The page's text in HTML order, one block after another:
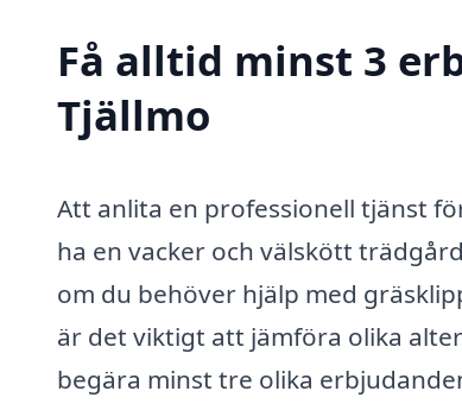
Få alltid minst 3
Tjällmo
Att anlita en professionell tjänst
ha en vacker och välskött
om du behöver hjälp med
är det viktigt att jämföra olika
begära minst tre olika